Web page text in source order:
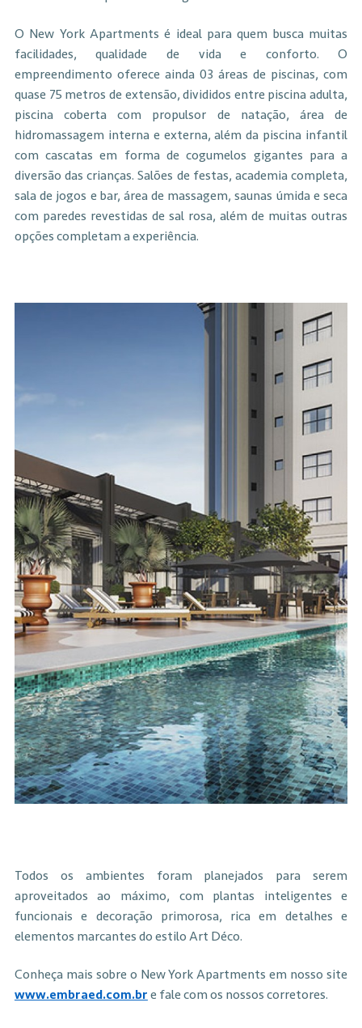
O New York Apartments é ideal para quem busca muitas
facilidades, qualidade de vida e conforto. O
empreendimento oferece ainda 03 áreas de piscinas, com
quase 75 metros de extensão, divididos entre piscina adulta,
piscina coberta com propulsor de natação, área de
hidromassagem interna e externa, além da piscina infantil
com cascatas em forma de cogumelos gigantes para a
diversão das crianças. Salões de festas, academia completa,
sala de jogos e bar, área de massagem, saunas úmida e seca
com paredes revestidas de sal rosa, além de muitas outras
opções completam a experiência.
Todos os ambientes foram planejados para serem
aproveitados ao máximo, com plantas inteligentes e
funcionais e decoração primorosa, rica em detalhes e
elementos marcantes do estilo Art Déco.
Conheça mais sobre o New York Apartments em nosso site
www.embraed.com.br e fale com os nossos corretores.